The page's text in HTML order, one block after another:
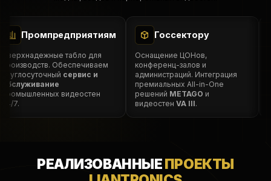
Промпредприятиям
табло для
Обеспечиваем
сервис и
видеостен
7.
Госсектору
Оснащение ЦОНов,
конференц-залов и
администраций. Интеграция
премиальных All-in-One
решенийMETAGOи
видеостенVA III
РЕАЛИЗОВАННЫЕПРОЕКТЫ